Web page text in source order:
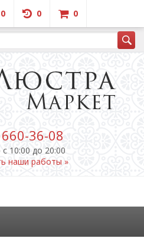
0 0 0
36-08
10:00 до 20:00
наши работы »